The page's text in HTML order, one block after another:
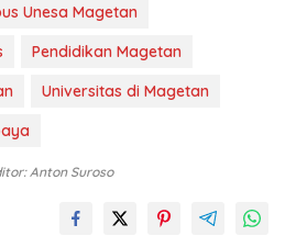
Unesa Magetan
Pendidikan Magetan
Universitas di Magetan
Anton Suroso